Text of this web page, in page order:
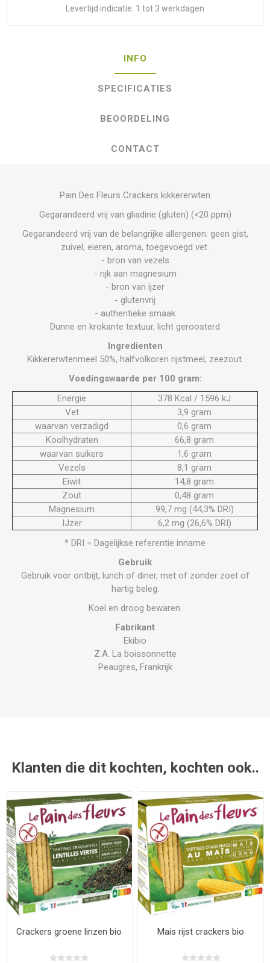
Levertijd indicatie: 1 tot 3 werkdagen
INFO
SPECIFICATIES
BEOORDELING
CONTACT
Pain Des Fleurs Crackers kikkererwten
Gegarandeerd vrij van gliadine (gluten) (<20 ppm)
Gegarandeerd vrij van de belangrijke allergenen: geen gist,
zuivel, eieren, aroma, toegevoegd vet.
- bron van vezels
- rijk aan magnesium
- bron van ijzer
- glutenvrij
- authentieke smaak
Dunne en krokante textuur, licht geroosterd
Ingredienten
Kikkererwtenmeel 50%, halfvolkoren rijstmeel, zeezout.
Voedingswaarde per 100 gram:
Energie
378 Kcal / 1596 kJ
Vet
3,9 gram
waarvan verzadigd
0,6 gram
Koolhydraten
66,8 gram
waarvan suikers
1,6 gram
Vezels
8,1 gram
Eiwit
14,8 gram
Zout
0,48 gram
Magnesium
99,7 mg (44,3% DRI)
IJzer
6,2 mg (26,6% DRI)
* DRI = Dagelijkse referentie inname
Gebruik
Gebruik voor ontbijt, lunch of diner, met of zonder zoet of
hartig beleg.
Koel en droog bewaren.
Fabrikant
Ekibio
Z.A. La boissonnette
Peaugres, Frankrijk
Klanten die dit kochten, kochten ook..
Crackers groene linzen bio Mais rijst crackers bio